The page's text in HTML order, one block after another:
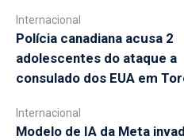
Internacional
Polícia canadiana acusa 2
adolescentes do ataque a
consulado dos EUA em
Internacional
Modelo de IA da Meta